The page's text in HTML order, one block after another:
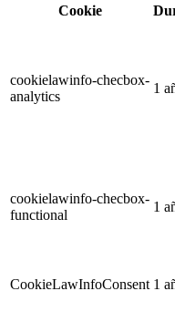
Cookie
cookielawinfo-checbox-
analytics
1
cookielawinfo-checbox-
functional
1
CookieLawInfoConsent 1